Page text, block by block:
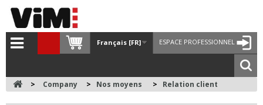
ESPACE PROFESSIONNEL
Français [FR]
> Company > Nos moyens > Relation client